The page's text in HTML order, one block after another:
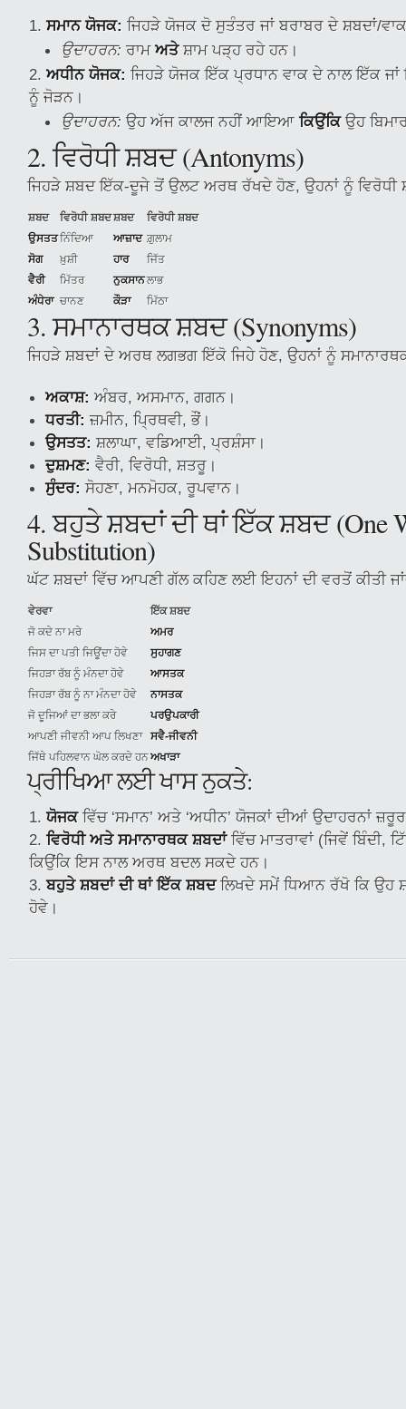
ਸਮਾਨ ਯੋਜਕ: ਜਿਹੜੇ ਯੋਜਕ ਦੋ ਸੁਤੰਤਰ ਜਾਂ ਬਰਾਬਰ ਦੇ ਸ਼ਬਦਾਂ/
ਉਦਾਹਰਨ: ਰਾਮਅਤੇਸ਼ਾਮ ਪੜ੍ਹ ਰਹੇ ਹਨ।
ਅਧੀਨ ਯੋਜਕ: ਜਿਹੜੇ ਯੋਜਕ ਇੱਕ ਪ੍ਰਧਾਨ ਵਾਕ ਦੇ ਨਾਲ ਇੱਕ
ਨੂੰ ਜੋੜਨ।
ਉਦਾਹਰਨ: ਉਹ ਅੱਜ ਕਾਲਜ ਨਹੀਂ ਆਇਆ ਕਿਉਂਕਿਉਹ
2. ਵਿਰੋਧੀ ਸ਼ਬਦ (Antonyms)
ਜਿਹੜੇ ਸ਼ਬਦ ਇੱਕ-ਦੂਜੇ ਤੋਂ ਉਲਟ ਅਰਥ ਰੱਖਦੇ ਹੋਣ, ਉਹਨਾਂ ਨੂੰ ਵਿਰੋਧੀ
ਸ਼ਬਦ ਵਿਰੋਧੀ ਸ਼ਬਦਸ਼ਬਦ
ਵਿਰੋਧੀ ਸ਼ਬਦ
ਉਸਤਤਨਿੰਦਿਆ ਆਜ਼ਾਦ ਗ਼ੁਲਾਮ
ਸੋਗ
ਖ਼ੁਸ਼ੀ ਹਾਰ
ਜਿੱਤ
ਵੈਰੀ
ਮਿੱਤਰ ਨੁਕਸਾਨਲਾਭ
ਅੰਧੇਰਾ ਚਾਨਣ ਕੌੜਾ ਮਿੱਠਾ
3. ਸਮਾਨਾਰਥਕ ਸ਼ਬਦ (Synonyms)
ਜਿਹੜੇ ਸ਼ਬਦਾਂ ਦੇ ਅਰਥ ਲਗਭਗ ਇੱਕੋ ਜਿਹੇ ਹੋਣ, ਉਹਨਾਂ ਨੂੰ
ਅਕਾਸ਼: ਅੰਬਰ, ਅਸਮਾਨ, ਗਗਨ।
ਧਰਤੀ: ਜ਼ਮੀਨ, ਪ੍ਰਿਥਵੀ, ਭੌਂ।
ਉਸਤਤ: ਸ਼ਲਾਘਾ, ਵਡਿਆਈ, ਪ੍ਰਸ਼ੰਸਾ।
ਦੁਸ਼ਮਣ: ਵੈਰੀ, ਵਿਰੋਧੀ, ਸ਼ਤਰੂ।
ਸੁੰਦਰ: ਸੋਹਣਾ, ਮਨਮੋਹਕ, ਰੂਪਵਾਨ।
4. ਬਹੁਤੇ ਸ਼ਬਦਾਂ ਦੀ ਥਾਂ ਇੱਕ ਸ਼ਬਦ (One
Substitution)
ਘੱਟ ਸ਼ਬਦਾਂ ਵਿੱਚ ਆਪਣੀ ਗੱਲ ਕਹਿਣ ਲਈ ਇਹਨਾਂ ਦੀ ਵਰਤੋਂ ਕੀਤੀ
ਵੇਰਵਾ
ਇੱਕ ਸ਼ਬਦ
ਜੋ ਕਦੇ ਨਾ ਮਰੇ
ਅਮਰ
ਜਿਸ ਦਾ ਪਤੀ ਜਿਊਂਦਾ ਹੋਵੇ
ਸੁਹਾਗਣ
ਜਿਹੜਾ ਰੱਬ ਨੂੰ ਮੰਨਦਾ ਹੋਵੇ
ਆਸਤਕ
ਜਿਹੜਾ ਰੱਬ ਨੂੰ ਨਾ ਮੰਨਦਾ ਹੋਵੇ
ਨਾਸਤਕ
ਜੋ ਦੂਜਿਆਂ ਦਾ ਭਲਾ ਕਰੇ
ਪਰਉਪਕਾਰੀ
ਆਪਣੀ ਜੀਵਨੀ ਆਪ ਲਿਖਣਾ
ਸਵੈ-ਜੀਵਨੀ
ਜਿੱਥੇ ਪਹਿਲਵਾਨ ਘੋਲ ਕਰਦੇ ਹਨਅਖਾੜਾ
ਪ੍ਰੀਖਿਆ ਲਈ ਖਾਸ ਨੁਕਤੇ:
ਯੋਜਕਵਿੱਚ ‘ਸਮਾਨ’ ਅਤੇ ‘ਅਧੀਨ’ ਯੋਜਕਾਂ ਦੀਆਂ ਉਦਾਹਰਨਾਂ
ਵਿਰੋਧੀ ਅਤੇ ਸਮਾਨਾਰਥਕ ਸ਼ਬਦਾਂਵਿੱਚ ਮਾਤਰਾਵਾਂ (ਜਿਵੇਂ ਬਿੰਦੀ,
ਕਿਉਂਕਿ ਇਸ ਨਾਲ ਅਰਥ ਬਦਲ ਸਕਦੇ ਹਨ।
ਬਹੁਤੇ ਸ਼ਬਦਾਂ ਦੀ ਥਾਂ ਇੱਕ ਸ਼ਬਦਲਿਖਦੇ ਸਮੇਂ ਧਿਆਨ ਰੱਖੋ ਕਿ ਉਹ
ਹੋਵੇ।